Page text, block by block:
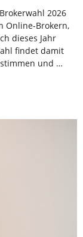
2026
Online-Brokern,
dieses Jahr
findet damit
und …